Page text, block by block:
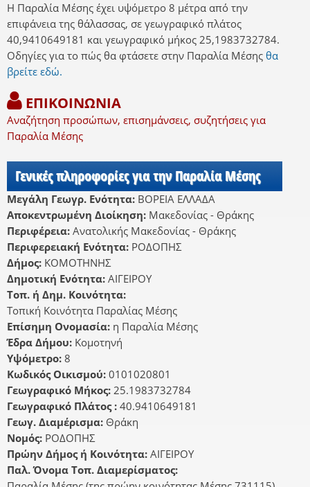
Η Παραλία Μέσης έχει υψόμετρο 8 μέτρα από την
επιφάνεια της θάλασσας, σε γεωγραφικό πλάτος
40,9410649181 και γεωγραφικό μήκος 25,1983732784.
Οδηγίες για το πώς θα φτάσετε στην Παραλία Μέσης θα
βρείτε εδώ.
ΕΠΙΚΟΙΝΩΝΙΑ
Αναζήτηση προσώπων, επισημάνσεις, συζητήσεις για
Παραλία Μέσης
Γενικές πληροφορίες για την Παραλία Μέσης
Μεγάλη Γεωγρ. Ενότητα: ΒΟΡΕΙΑ ΕΛΛΑΔΑ
Αποκεντρωμένη Διοίκηση: Μακεδονίας - Θράκης
Περιφέρεια: Ανατολικής Μακεδονίας - Θράκης
Περιφερειακή Ενότητα: ΡΟΔΟΠΗΣ
Δήμος: ΚΟΜΟΤΗΝΗΣ
Δημοτική Ενότητα: ΑΙΓΕΙΡΟΥ
Τοπ. ή Δημ. Κοινότητα:
Τοπική Κοινότητα Παραλίας Μέσης
Επίσημη Ονομασία: η Παραλία Μέσης
Έδρα Δήμου: Κομοτηνή
Υψόμετρο: 8
Κωδικός Οικισμού: 0101020801
Γεωγραφικό Μήκος: 25.1983732784
Γεωγραφικό Πλάτος : 40.9410649181
Γεωγ. Διαμέρισμα: Θράκη
Νομός: ΡΟΔΟΠΗΣ
Πρώην Δήμος ή Κοινότητα: ΑΙΓΕΙΡΟΥ
Παλ. Όνομα Τοπ. Διαμερίσματος: